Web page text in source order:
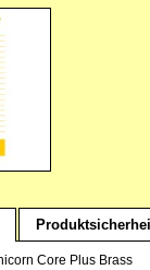
Core Plus Brass